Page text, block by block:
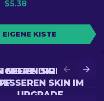
$5.38
KISTE
DIR EINEN
SKIN IM
UPGRADE
NEUEN SKIN IM